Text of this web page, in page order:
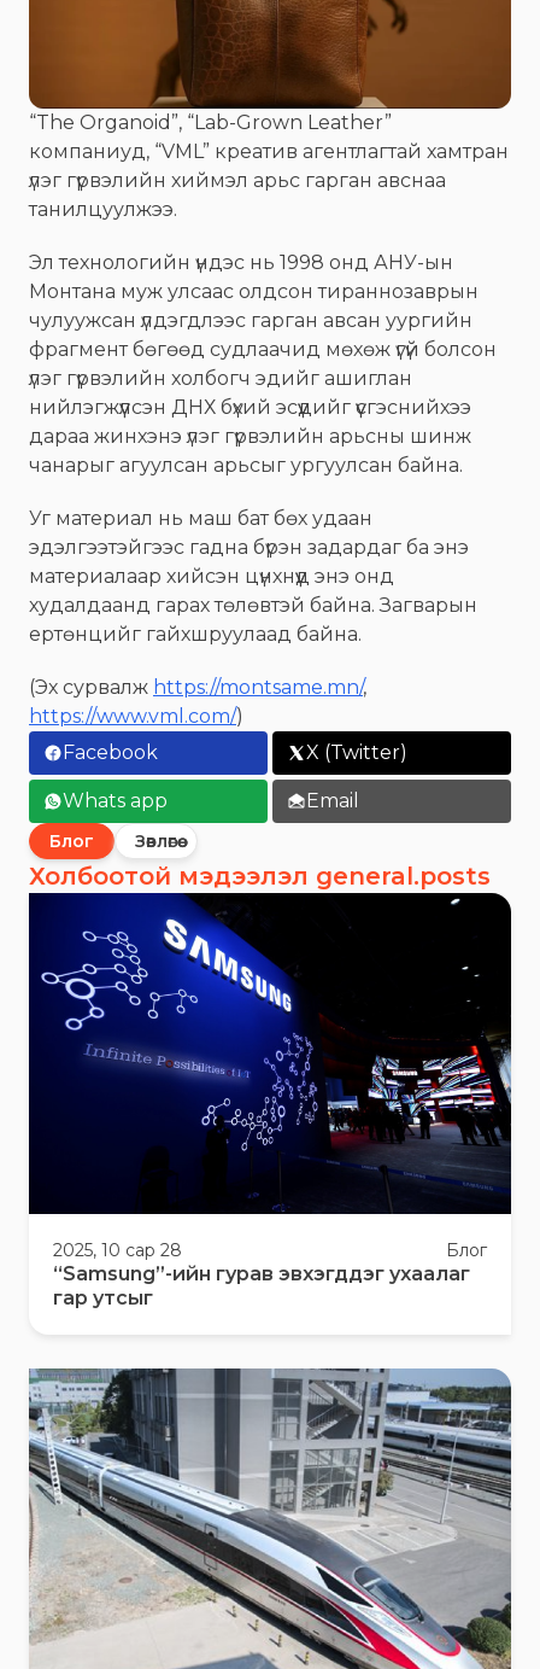
“The Organoid”, “Lab-Grown Leather”
компаниуд, “VML” креатив агентлагтай хамтран
үлэг гүрвэлийн хиймэл арьс гарган авснаа
танилцуулжээ.
Эл технологийн үндэс нь 1998 онд АНУ-ын
Монтана муж улсаас олдсон тираннозаврын
чулуужсан үлдэгдлээс гарган авсан уургийн
фрагмент бөгөөд судлаачид мөхөж үгүй болсон
үлэг гүрвэлийн холбогч эдийг ашиглан
нийлэгжүүлсэн ДНХ бүхий эсүүдийг үүсгэснийхээ
дараа жинхэнэ үлэг гүрвэлийн арьсны шинж
чанарыг агуулсан арьсыг ургуулсан байна.
Уг материал нь маш бат бөх удаан
эдэлгээтэйгээс гадна бүрэн задардаг ба энэ
материалаар хийсэн цүнхнүүд энэ онд
худалдаанд гарах төлөвтэй байна. Загварын
ертөнцийг гайхшруулаад байна.
(Эх сурвалж https://montsame.mn/,
https://www.vml.com/)
Facebook
X (Twitter)
Whats app Email
Блог Зөвлөгөө
Холбоотой мэдээлэл general.posts
2025, 10 сар 28 Блог
“Samsung”-ийн гурав эвхэгддэг ухаалаг
гар утсыг